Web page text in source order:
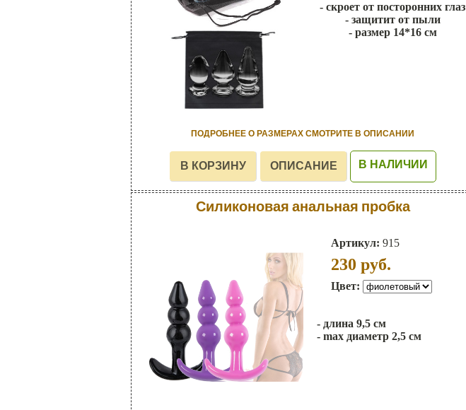
- скроет от посторонних глаз
- защитит от пыли
- размер 14*16 см
ПОДРОБНЕЕ О РАЗМЕРАХ СМОТРИТЕ В ОПИСАНИИ
В НАЛИЧИИ
Силиконовая анальная пробка
Артикул: 915
230 руб.
Цвет:
- длина 9,5 см
- max диаметр 2,5 см